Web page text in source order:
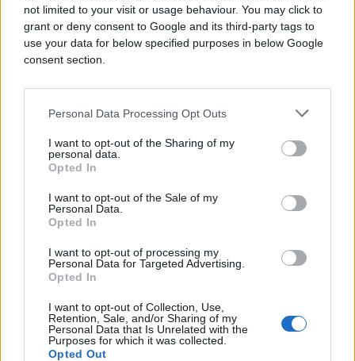
not limited to your visit or usage behaviour. You may click to
grant or deny consent to Google and its third-party tags to
use your data for below specified purposes in below Google
consent section.
Personal Data Processing Opt Outs
I want to opt-out of the Sharing of my
personal data.
Opted In
I want to opt-out of the Sale of my
Personal Data.
Opted In
I want to opt-out of processing my
Personal Data for Targeted Advertising.
Opted In
I want to opt-out of Collection, Use,
Retention, Sale, and/or Sharing of my
Personal Data that Is Unrelated with the
Purposes for which it was collected.
Opted Out
PollMaker
#anketa #Donald Trump